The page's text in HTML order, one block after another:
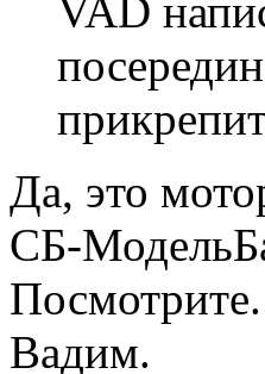
VAD
Да, это
СБ-
Вадим.